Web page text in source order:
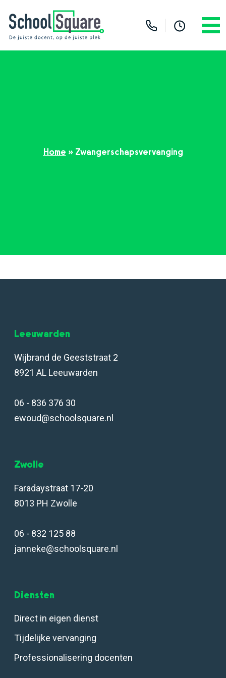
Home » Zwangerschapsvervanging
Leeuwarden
Wijbrand de Geeststraat 2
8921 AL Leeuwarden
06 - 836 376 30
ewoud@schoolsquare.nl
Zwolle
Faradaystraat 17-20
8013 PH Zwolle
06 - 832 125 88
janneke@schoolsquare.nl
Diensten
Direct in eigen dienst
Tijdelijke vervanging
Professionalisering docenten